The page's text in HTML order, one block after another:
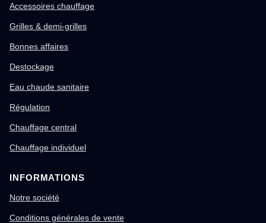
Accessoires chauffage
Grilles & demi-grilles
Bonnes affaires
Destockage
Eau chaude sanitaire
Régulation
Chauffage central
Chauffage individuel
INFORMATIONS
Notre société
Conditions générales de vente